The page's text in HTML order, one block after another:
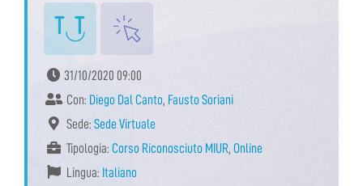
31/10/2020 09:00
Con: Diego Dal Canto, Fausto Soriani
Sede: Sede Virtuale
Tipologia: Corso Riconosciuto MIUR, Online
Lingua: Italiano